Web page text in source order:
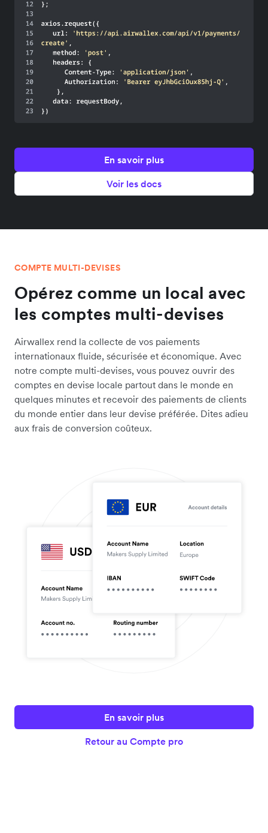
En savoir plus
Voir les docs
COMPTE MULTI-DEVISES
Opérez comme un local avec
les comptes multi-devises
Airwallex rend la collecte de vos paiements
internationaux fluide, sécurisée et économique. Avec
notre compte multi-devises, vous pouvez ouvrir des
comptes en devise locale partout dans le monde en
quelques minutes et recevoir des paiements de clients
du monde entier dans leur devise préférée. Dites adieu
aux frais de conversion coûteux.
En savoir plus
Retour au Compte pro